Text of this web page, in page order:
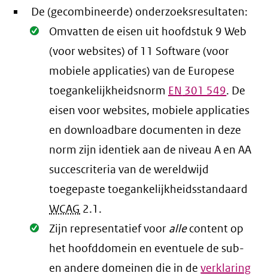
De (gecombineerde) onderzoeksresultaten:
Oké.
Omvatten de eisen uit hoofdstuk 9 Web
(voor websites) of 11 Software (voor
mobiele applicaties) van de Europese
toegankelijkheidsnorm EN 301 549. De
eisen voor websites, mobiele applicaties
en downloadbare documenten in deze
norm zijn identiek aan de niveau A en AA
succescriteria van de wereldwijd
toegepaste toegankelijkheidsstandaard
WCAG 2.1 .
Oké.
Zijn representatief voor allecontent op
het hoofddomein en eventuele de sub-
en andere domeinen die in deverklaring